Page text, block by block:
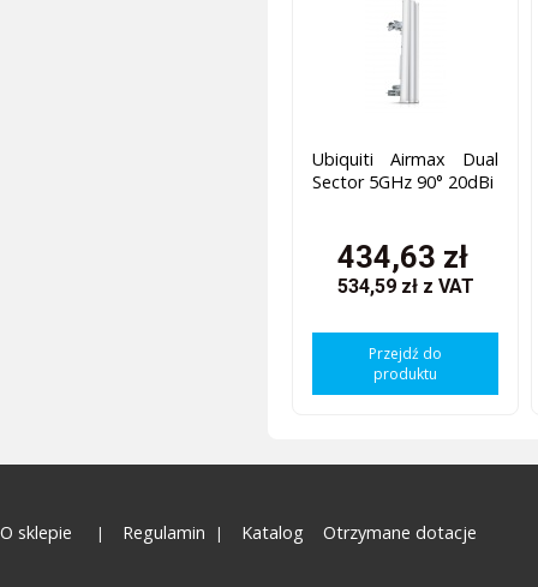
Ubiquiti Airmax Dual
Sector 5GHz 90° 20dBi
434,63 zł
534,59 zł z VAT
Przejdź do
produktu
O sklepie Regulamin Katalog Otrzymane dotacje